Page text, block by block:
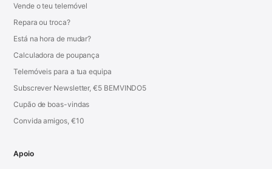
Vende o teu telemóvel
Repara ou troca?
Está na hora de mudar?
Calculadora de poupança
Telemóveis para a tua equipa
Subscrever Newsletter, €5 BEMVINDO5
Cupão de boas-vindas
Convida amigos, €10
Apoio